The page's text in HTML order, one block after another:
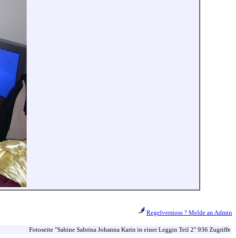
Regelverstoss ? Melde an Admin
Fotoseite "Sabine Sabrina Johanna Karin in einer Leggin Teil 2" 936 Zugriffe